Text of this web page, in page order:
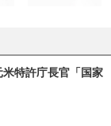
特許庁長官「国家